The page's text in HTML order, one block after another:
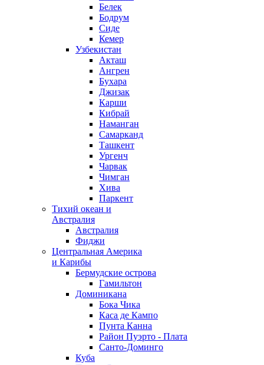
Белек
Бодрум
Сиде
Кемер
Узбекистан
Акташ
Ангрен
Бухара
Джизак
Карши
Кибрай
Наманган
Самарканд
Ташкент
Ургенч
Чарвак
Чимган
Хива
Паркент
Тихий океан и
Австралия
Австралия
Фиджи
Центральная Америка
и Карибы
Бермудские острова
Гамильтон
Доминикана
Бока Чика
Каса де Кампо
Пунта Канна
Район Пуэрто - Плата
Санто-Доминго
Куба